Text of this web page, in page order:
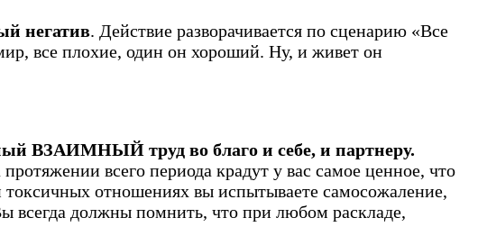
негатив. Действие разворачивается по сценарию «Все
все плохие, один он хороший. Ну, и живет он
ВЗАИМНЫЙ труд во благо и себе, и партнеру.
всего периода крадут у вас самое ценное, что
отношениях вы испытываете самосожаление,
всегда должны помнить, что при любом раскладе,